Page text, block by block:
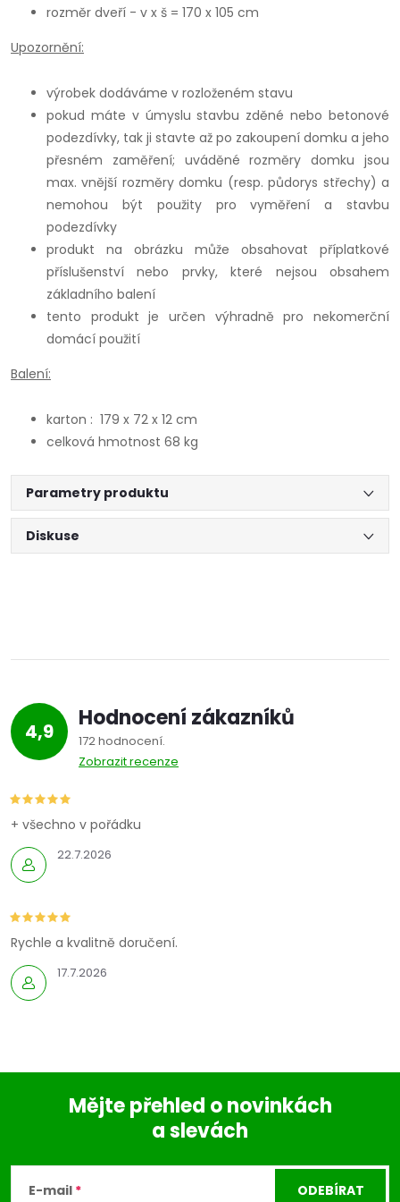
rozměr dveří - v x š = 170 x 105 cm
Upozornění:
výrobek dodáváme v rozloženém stavu
pokud máte v úmyslu stavbu zděné nebo betonové
podezdívky, tak ji stavte až po zakoupení domku a jeho
přesném zaměření; uváděné rozměry domku jsou
max. vnější rozměry domku (resp. půdorys střechy) a
nemohou být použity pro vyměření a stavbu
podezdívky
produkt na obrázku může obsahovat příplatkové
příslušenství nebo prvky, které nejsou obsahem
základního balení
tento produkt je určen výhradně pro nekomerční
domácí použití
Balení:
karton : 179 x 72 x 12 cm
celková hmotnost 68 kg
Parametry produktu
Diskuse
4,9 Hodnocení zákazníků
172 hodnocení
Zobrazit recenze
22.7.2026
+ všechno v pořádku
17.7.2026
Rychle a kvalitně doručení.
Mějte přehled o novinkách
a slevách
E-mail ODEBÍRAT